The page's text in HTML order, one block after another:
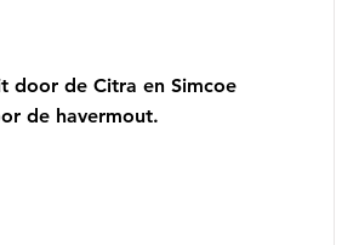
door de Citra en Simcoe
de havermout.